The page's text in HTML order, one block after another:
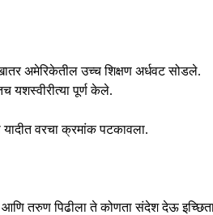
अमेरिकेतील उच्च शिक्षण अर्धवट सोडले.
यशस्वीरीत्या पूर्ण केले.
यादीत वरचा क्रमांक पटकावला.
तरुण पिढीला ते कोणता संदेश देऊ